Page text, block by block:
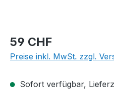
Regulärer Preis:
59 CHF
Preise inkl. MwSt. zzgl.
Sofort verfügbar,